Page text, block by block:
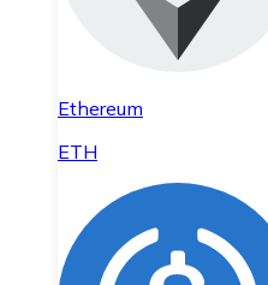
Ethereum
ETH